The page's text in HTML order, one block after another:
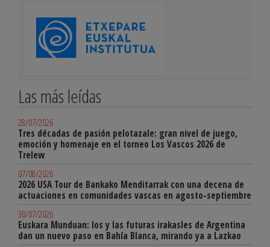
Las más leídas
28/07/2026
Tres décadas de pasión pelotazale: gran nivel de juego,
emoción y homenaje en el torneo Los Vascos 2026 de
Trelew
07/08/2026
2026 USA Tour de Bankako Menditarrak con una decena de
actuaciones en comunidades vascas en agosto-septiembre
30/07/2026
Euskara Munduan: los y las futuras irakasles de Argentina
dan un nuevo paso en Bahía Blanca, mirando ya a Lazkao